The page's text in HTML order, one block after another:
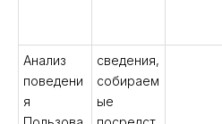
Анализ
поведени
я
сведения,
собираем
ые